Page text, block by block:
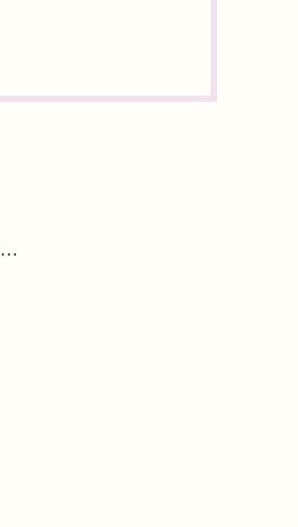
Mes astuces pour gérer l’ambiance de classe